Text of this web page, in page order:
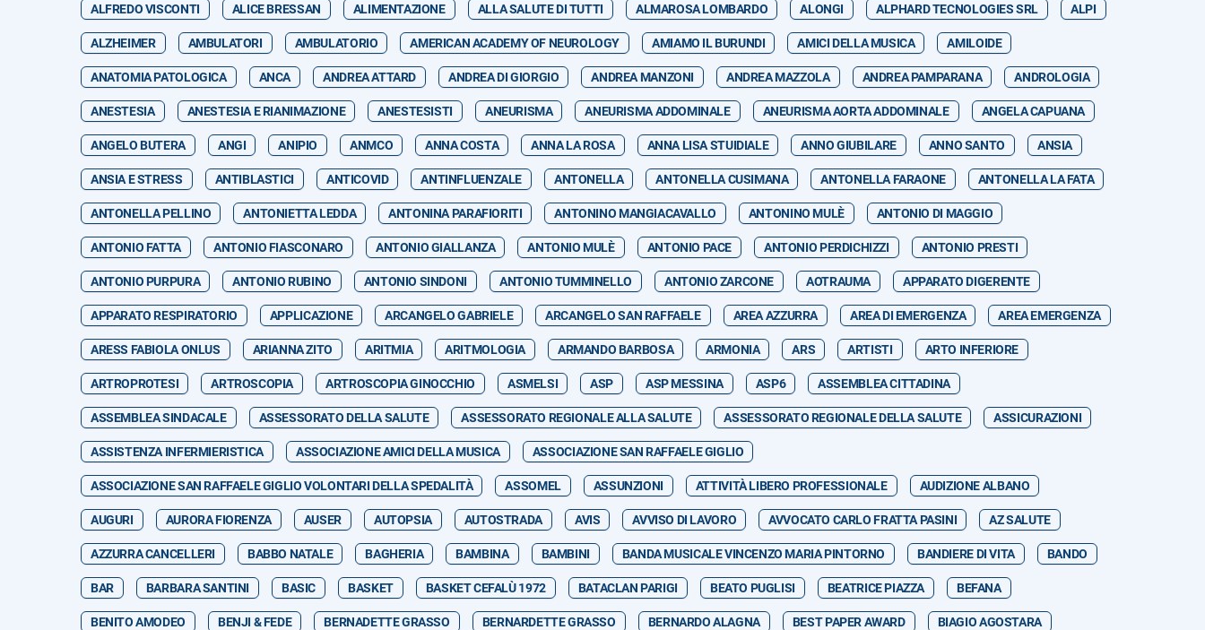
ALFREDO VISCONTI ALICE BRESSAN ALIMENTAZIONE ALLA SALUTE DI TUTTI ALMAROSA LOMBARDO ALONGI ALPHARD TECNOLOGIES SRL ALPI
ALZHEIMER AMBULATORI AMBULATORIO AMERICAN ACADEMY OF NEUROLOGY AMIAMO IL BURUNDI AMICI DELLA MUSICA AMILOIDE
ANATOMIA PATOLOGICA ANCA ANDREA ATTARD ANDREA DI GIORGIO ANDREA MANZONI ANDREA MAZZOLA ANDREA PAMPARANA ANDROLOGIA
ANESTESIA ANESTESIA E RIANIMAZIONE ANESTESISTI ANEURISMA ANEURISMA ADDOMINALE ANEURISMA AORTA ADDOMINALE ANGELA CAPUANA
ANGELO BUTERA ANGI ANIPIO ANMCO ANNA COSTA ANNA LA ROSA ANNA LISA STUIDIALE ANNO GIUBILARE ANNO SANTO ANSIA
ANSIA E STRESS ANTIBLASTICI ANTICOVID ANTINFLUENZALE ANTONELLA ANTONELLA CUSIMANA ANTONELLA FARAONE ANTONELLA LA FATA
ANTONELLA PELLINO ANTONIETTA LEDDA ANTONINA PARAFIORITI ANTONINO MANGIACAVALLO ANTONINO MULÈ ANTONIO DI MAGGIO
ANTONIO FATTA ANTONIO FIASCONARO ANTONIO GIALLANZA ANTONIO MULÈ ANTONIO PACE ANTONIO PERDICHIZZI ANTONIO PRESTI
ANTONIO PURPURA ANTONIO RUBINO ANTONIO SINDONI ANTONIO TUMMINELLO ANTONIO ZARCONE AOTRAUMA APPARATO DIGERENTE
APPARATO RESPIRATORIO APPLICAZIONE ARCANGELO GABRIELE ARCANGELO SAN RAFFAELE AREA AZZURRA AREA DI EMERGENZA AREA EMERGENZA
ARESS FABIOLA ONLUS ARIANNA ZITO ARITMIA ARITMOLOGIA ARMANDO BARBOSA ARMONIA ARS ARTISTI ARTO INFERIORE
ARTROPROTESI ARTROSCOPIA ARTROSCOPIA GINOCCHIO ASMELSI ASP ASP MESSINA ASP6 ASSEMBLEA CITTADINA
ASSEMBLEA SINDACALE ASSESSORATO DELLA SALUTE ASSESSORATO REGIONALE ALLA SALUTE ASSESSORATO REGIONALE DELLA SALUTE ASSICURAZIONI
ASSISTENZA INFERMIERISTICA ASSOCIAZIONE AMICI DELLA MUSICA ASSOCIAZIONE SAN RAFFAELE GIGLIO
ASSOCIAZIONE SAN RAFFAELE GIGLIO VOLONTARI DELLA SPEDALITÀ ASSOMEL ASSUNZIONI ATTIVITÀ LIBERO PROFESSIONALE AUDIZIONE ALBANO
AUGURI AURORA FIORENZA AUSER AUTOPSIA AUTOSTRADA AVIS AVVISO DI LAVORO AVVOCATO CARLO FRATTA PASINI AZ SALUTE
AZZURRA CANCELLERI BABBO NATALE BAGHERIA BAMBINA BAMBINI BANDA MUSICALE VINCENZO MARIA PINTORNO BANDIERE DI VITA BANDO
BAR BARBARA SANTINI BASIC BASKET BASKET CEFALÙ 1972 BATACLAN PARIGI BEATO PUGLISI BEATRICE PIAZZA BEFANA
BENITO AMODEO BENJI & FEDE BERNADETTE GRASSO BERNARDETTE GRASSO BERNARDO ALAGNA BEST PAPER AWARD BIAGIO AGOSTARA